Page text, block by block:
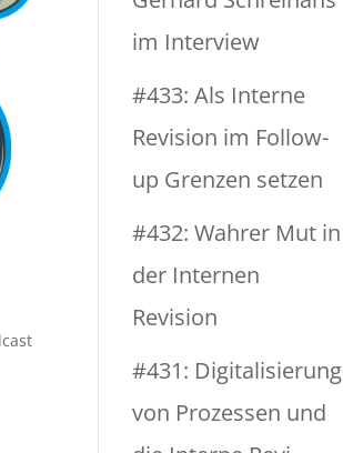
im Interview
#433: Als Interne
Revision im Follow-
up Grenzen setzen
#432: Wahrer Mut in
der Internen
Revision
#431: Digitalisierung
von Prozessen und